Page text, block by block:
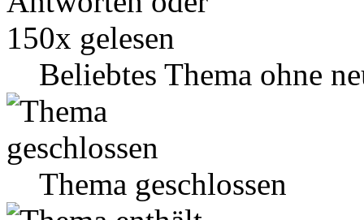
Beliebtes Thema ohne
Thema geschlossen